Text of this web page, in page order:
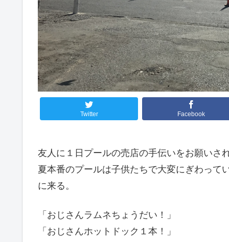
Twitter Facebook
友人に１日プールの売店の手伝いをお願いさ
夏本番のプールは子供たちで大変にぎわって
に来る。
「おじさんラムネちょうだい！」
「おじさんホットドック１本！」